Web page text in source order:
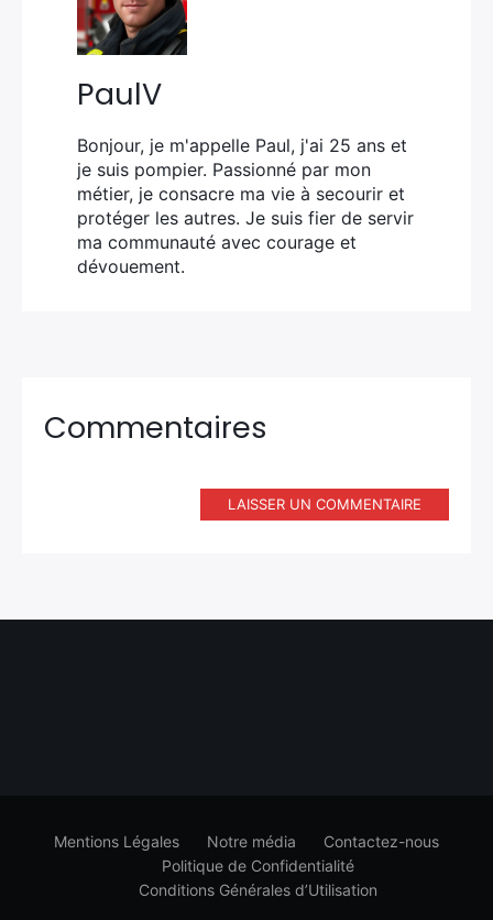
PaulV
Bonjour, je m'appelle Paul, j'ai 25 ans et
je suis pompier. Passionné par mon
métier, je consacre ma vie à secourir et
protéger les autres. Je suis fier de servir
ma communauté avec courage et
dévouement.
Commentaires
LAISSER UN COMMENTAIRE
Mentions Légales Notre média
Contactez-nous
Politique de Confidentialité
Conditions Générales d’Utilisation